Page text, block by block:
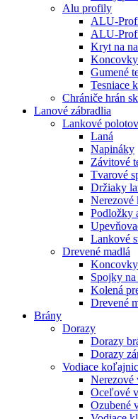
Alu profily
ALU-
ALU-
Kryt na
Gumené
Tesniace
Chrániče hrán
Lanové zábradlia
Lankové
Laná
Napináky
Závitové
Tvarové
Držiaky
Nerezové
Podložky
Lankové
Drevené madlá
Koncovky
Spojky na
Kolená
Drevené
Brány
Dorazy
Dorazy
Dorazy
Vodiace
Nerezové
Oceľové
Ozubené